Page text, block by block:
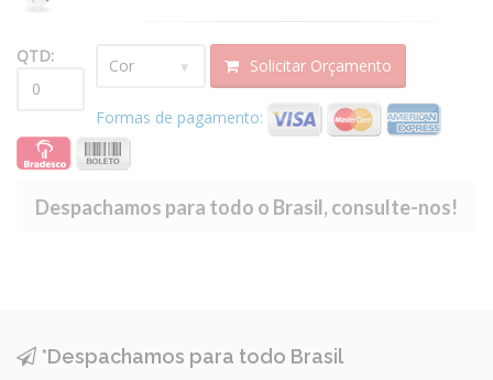
QTD: Solicitar Orçamento
Formas de pagamento:
Despachamos para todo o Brasil, consulte-nos!
*Despachamos para todo Brasil